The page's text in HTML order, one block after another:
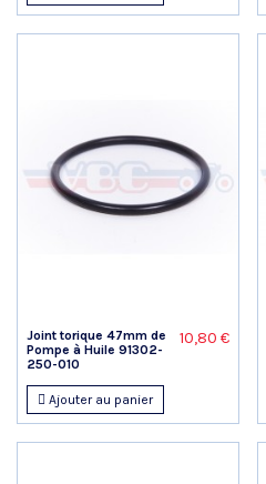
Joint torique 47mm de
Pompe à Huile 91302-
250-010
10,80 €
Ajouter au panier